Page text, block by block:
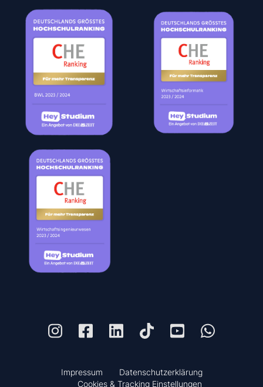
Impressum
Datenschutzerklärung
Cookies & Tracking Einstellungen